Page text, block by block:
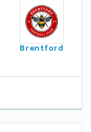
Brentford